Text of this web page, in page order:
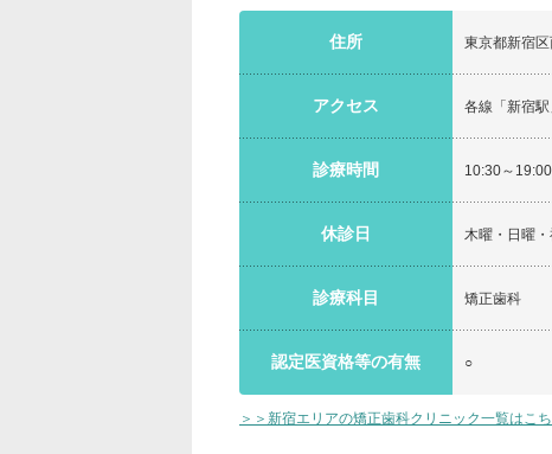
住所 東京都新宿
アクセス 各線「新宿
診療時間 10:30～
休診日 木曜・日曜・
診療科目 矯正歯科
認定医資格等の有無 ○
＞＞新宿エリアの矯正歯科クリニック一覧はこ